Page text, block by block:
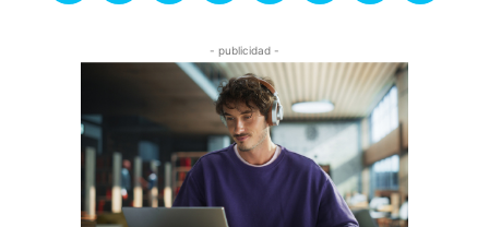
- publicidad -